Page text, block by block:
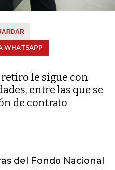
WHATSAPP
retiro le sigue con
entre las que se
de contrato
del Fondo Nacional